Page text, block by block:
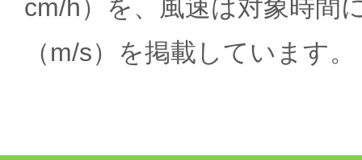
cm/h）を、風速は対象時間
（m/s）を掲載しています。